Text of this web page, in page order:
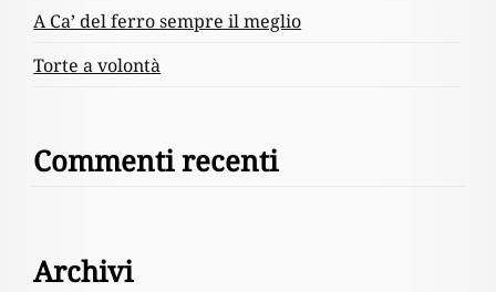
A Ca’ del ferro sempre il meglio
Torte a volontà
Commenti recenti
Archivi